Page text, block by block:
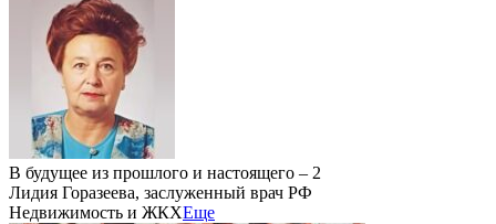
В будущее из прошлого и настоящего – 2
Лидия Горазеева, заслуженный врач РФ
Недвижимость и ЖКХЕще